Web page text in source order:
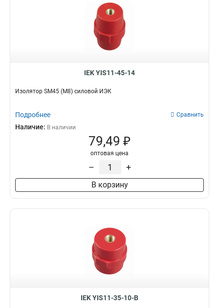
IEK YIS11-45-14
Изолятор SM45 (М8) силовой ИЭК
Подробнее Сравнить
Наличие: В наличии
79,49 ₽
оптовая цена
– +
В корзину
IEK YIS11-35-10-B